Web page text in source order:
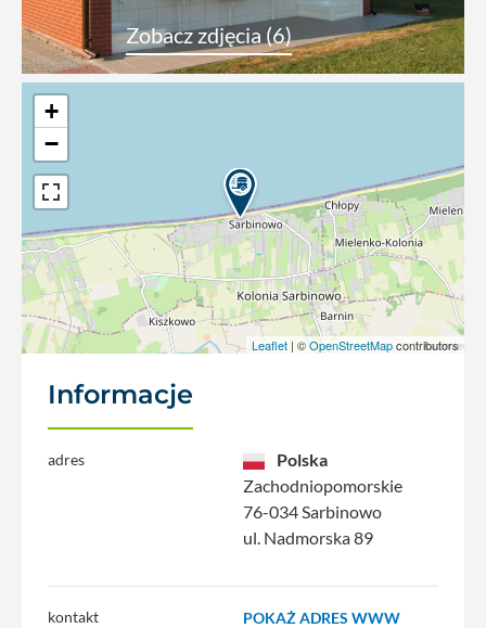
Zobacz zdjęcia (6)
+
−
Leaflet | ©OpenStreetMapcontributors
Informacje
adres
Polska
Zachodniopomorskie
76-034 Sarbinowo
ul. Nadmorska 89
kontakt
POKAŻ ADRES WWW